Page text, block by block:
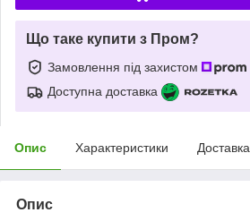
Що таке купити з Пром?
Замовлення під захистом
Доступна доставка
Опис Характеристики Доставка
Опис